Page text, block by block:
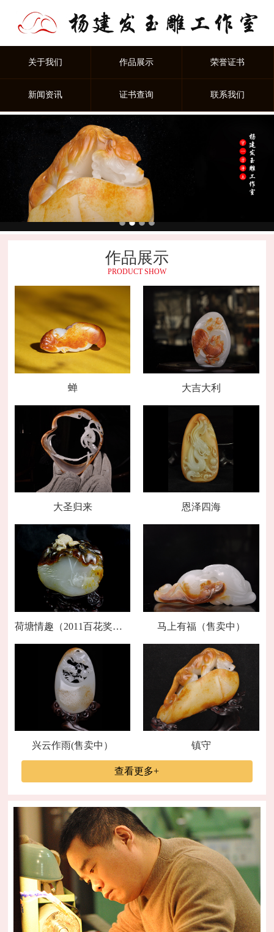
关于我们 作品展示 荣誉证书
新闻资讯 证书查询 联系我们
作品展示
PRODUCT SHOW
蝉 大吉大利
大圣归来 恩泽四海
荷塘情趣（2011百花奖金奖） 马上有福（售卖中）
兴云作雨(售卖中） 镇守
查看更多+